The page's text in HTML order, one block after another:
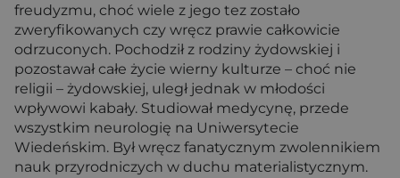
freudyzmu, choć wiele z jego tez zostało
zweryfikowanych czy wręcz prawie całkowicie
odrzuconych. Pochodził z rodziny żydowskiej i
pozostawał całe życie wierny kulturze – choć nie
religii – żydowskiej, uległ jednak w młodości
wpływowi kabały. Studiował medycynę, przede
wszystkim neurologię na Uniwersytecie
Wiedeńskim. Był wręcz fanatycznym zwolennikiem
nauk przyrodniczych w duchu materialistycznym.